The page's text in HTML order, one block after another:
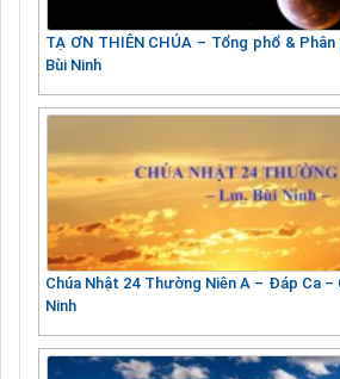
TẠ ƠN THIÊN CHÚA – Tổng phổ &
Bùi Ninh
Chúa Nhật 24 Thường Niên A – Đáp Ca –
Ninh